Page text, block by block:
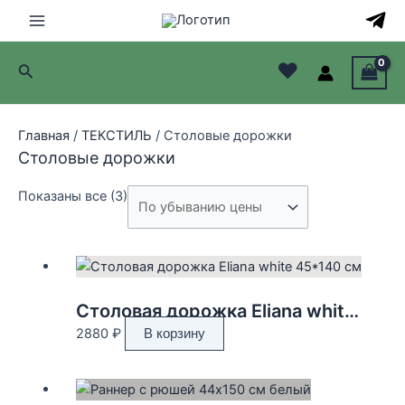
Main
Menu
Поиск ♥
Главная / ТЕКСТИЛЬ / Столовые дорожки
Столовые дорожки
Показаны все (3)
по
Столовая дорожка Eliana white 45*140 см
2880 ₽ В корзину